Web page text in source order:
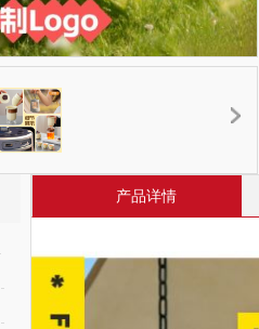
产品详情